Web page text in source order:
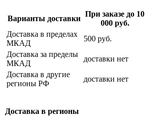
Варианты доставки
При заказе до 10
000 руб.
Доставка в пределах
МКАД
500 руб.
Доставка за пределы
МКАД
доставки нет
Доставка в другие
регионы РФ
доставки нет
Доставка в регионы